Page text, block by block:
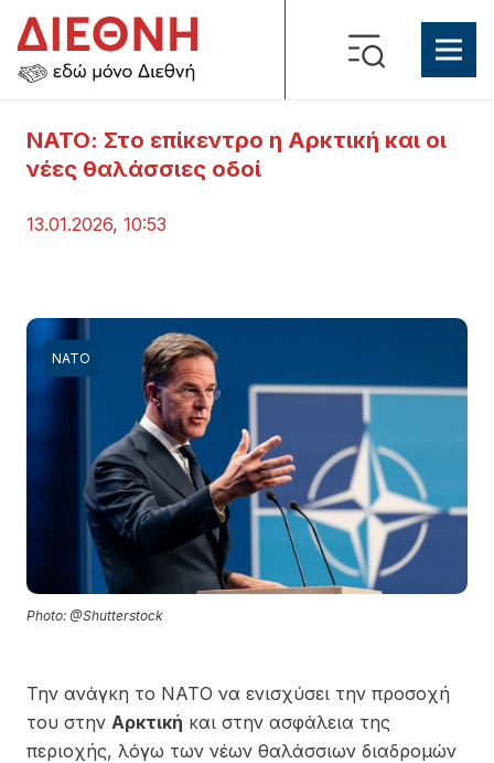
ΝΑΤΟ: Στο επίκεντρο η Αρκτική και οι
νέες θαλάσσιες οδοί
13.01.2026, 10:53
Photo: @Shutterstock
ΝΑΤΟ
Την ανάγκη το ΝΑΤΟ να ενισχύσει την προσοχή
του στην Αρκτική και στην ασφάλεια της
περιοχής, λόγω των νέων θαλάσσιων διαδρομών